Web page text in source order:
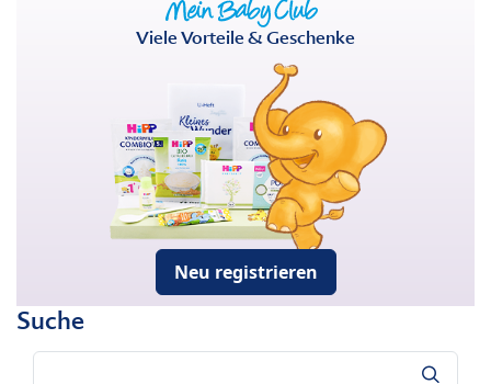
Viele Vorteile & Geschenke
Neu registrieren
Suche